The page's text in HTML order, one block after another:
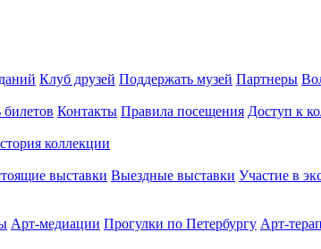
Клуб друзей Поддержать музей Партнеры
Контакты Правила посещения Доступ к
коллекции
выставки Выездные выставки Участие в
Арт-медиации Прогулки по Петербургу Арт-